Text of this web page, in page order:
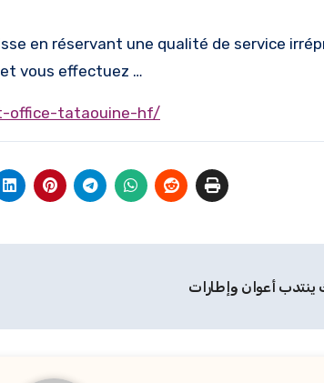
en réservant une qualité de service
vous effectuez …
office-tataouine-hf/